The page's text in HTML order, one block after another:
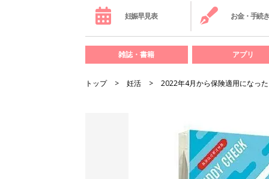
妊娠早見表 お金・手続き
雑誌・書籍 アプリ
トップ 妊活 2022年4月から保険適用になっ